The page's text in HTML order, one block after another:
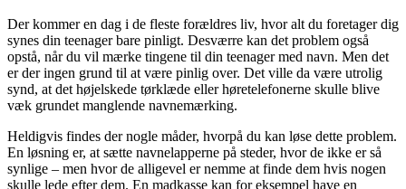
Der kommer en dag i de fleste forældres liv, hvor alt du foretager dig
synes din teenager bare pinligt. Desværre kan det problem også
opstå, når du vil mærke tingene til din teenager med navn. Men det
er der ingen grund til at være pinlig over. Det ville da være utrolig
synd, at det højelskede tørklæde eller høretelefonerne skulle blive
væk grundet manglende navnemærking.
Heldigvis findes der nogle måder, hvorpå du kan løse dette problem.
En løsning er, at sætte navnelapperne på steder, hvor de ikke er så
synlige – men hvor de alligevel er nemme at finde dem hvis nogen
skulle lede efter dem. En madkasse kan for eksempel have en